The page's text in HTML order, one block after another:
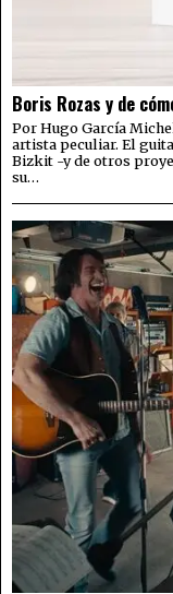
Boris Rozas y de
Por Hugo García
artista peculiar. El
Bizkit -y de otros
su…